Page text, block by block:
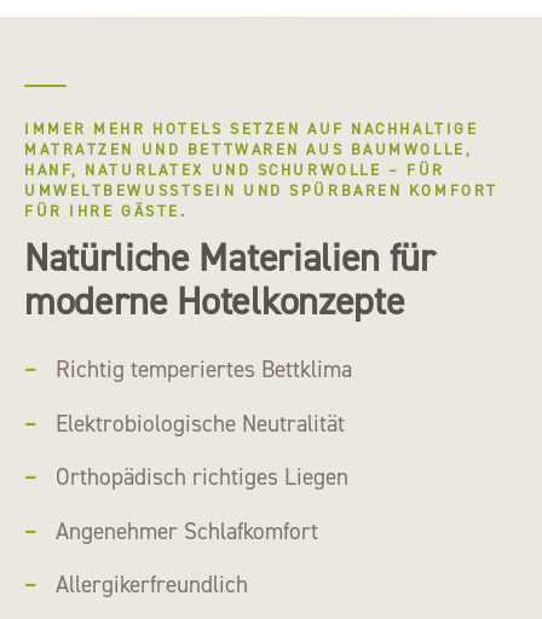
IMMER MEHR HOTELS SETZEN AUF NACHHALTIGE
MATRATZEN UND BETTWAREN AUS BAUMWOLLE,
HANF, NATURLATEX UND SCHURWOLLE – FÜR
UMWELTBEWUSSTSEIN UND SPÜRBAREN KOMFORT
FÜR IHRE GÄSTE.
Natürliche Materialien für
moderne Hotelkonzepte
Richtig temperiertes Bettklima
Elektrobiologische Neutralität
Orthopädisch richtiges Liegen
Angenehmer Schlafkomfort
Allergikerfreundlich